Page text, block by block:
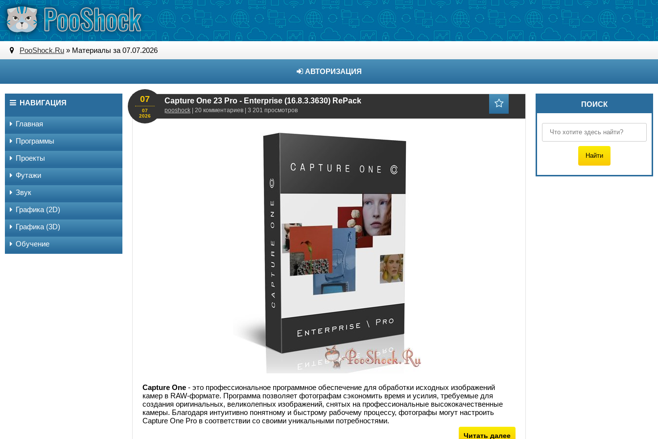
PooShock.Ru » Материалы за 07.07.2026
АВТОРИЗАЦИЯ
Capture One 23 Pro - Enterprise (16.8.3.3630) RePack
pooshock | 20 комментариев | 3 201 просмотров
07
07
2026
Capture One - это профессиональное программное обеспечение для обработки исходных изображений
камер в RAW-формате. Программа позволяет фотографам сэкономить время и усилия, требуемые для
создания оригинальных, великолепных изображений, снятых на профессиональные высококачественные
камеры. Благодаря интуитивно понятному и быстрому рабочему процессу, фотографы могут настроить
Capture One Pro в соответствии со своими уникальными потребностями.
Читать далее
НАВИГАЦИЯ
Главная
Программы
Проекты
Футажи
Звук
Графика (2D)
Графика (3D)
Обучение
ПОИСК